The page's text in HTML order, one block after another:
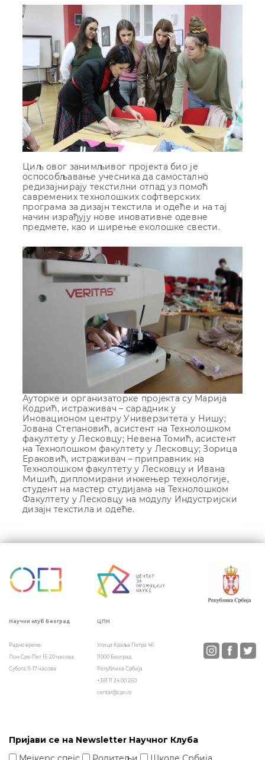
Циљ овог занимљивог пројекта био је
оспособљавање учесника да самостално
редизајнирају текстилни отпад уз помоћ
савремених технолошких софтверских
програма за дизајн текстила и одеће и на тај
начин израђују нове иновативне одевне
предмете, као и ширење еколошке свести.
Ауторке и оргaнизaтoрке прojeктa су Марија
Кодрић, истраживач – сарадник у
Иновационом центру Универзитета у Нишу;
Јована Степановић, асистент на Технолошком
факултету у Лесковцу; Невена Томић, асистент
на Технолошком факултету у Лесковцу; Зорица
Ераковић, истраживач – приправник на
Технолошком факултету у Лесковцу и Ивана
Мишић, дипломирани инжењер технологије,
студент на мастер студијама на Технолошком
Факултету у Лесковцу на модулу Индустријски
дизајн текстила и одеће.
Кретање
Научни клуб Београд
Радно време:
Пон-Сре-Пет 15-20 часова
Субота 11-17 часова
ЦПН
Улица Краља Петра 46
11000 Београд
Република Србија
+381 11 24 00 260
centar@cpn.rs
Пријави се на Newsletter Научног Клуба